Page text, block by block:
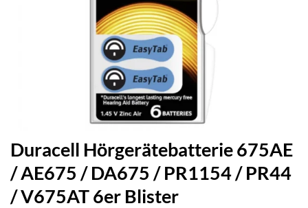
Duracell Hörgerätebatterie 675AE
/ AE675 / DA675 / PR1154 / PR44
/ V675AT 6er Blister